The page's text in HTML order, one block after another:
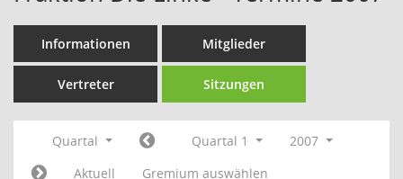
Informationen Mitglieder
Vertreter Sitzungen
Quartal Quartal 1
2007
Aktuell
Gremium auswählen